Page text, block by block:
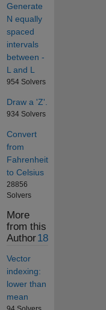
Generate
N equally
spaced
intervals
between -
L and L
954 Solvers
Draw a 'Z'.
934 Solvers
Convert
from
Fahrenheit
to Celsius
28856
Solvers
More
from this
Author18
Vector
indexing:
lower than
mean